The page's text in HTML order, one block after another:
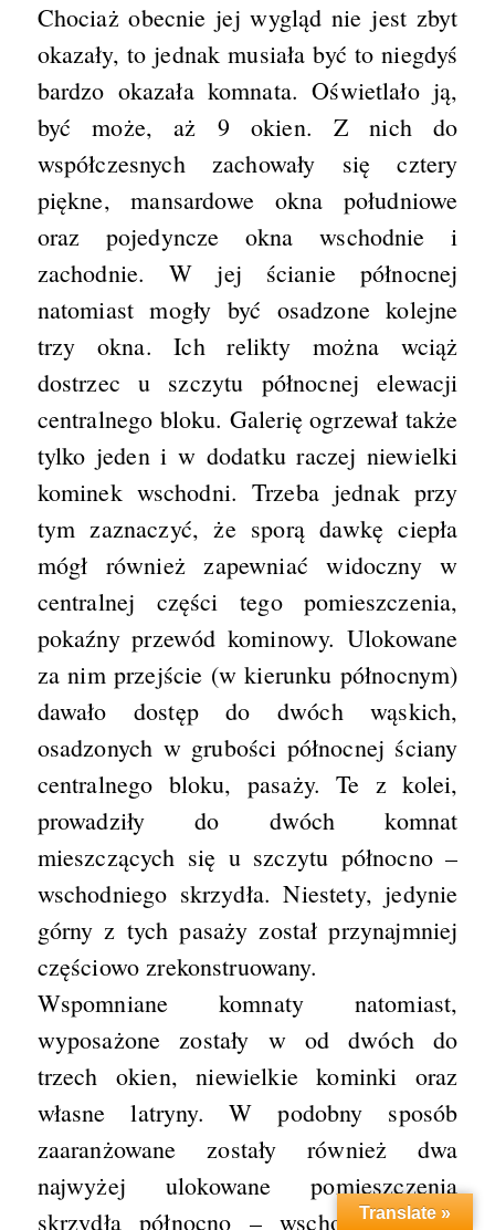
Chociaż obecnie jej wygląd nie jest zbyt
okazały, to jednak musiała być to niegdyś
bardzo okazała komnata. Oświetlało ją,
być może, aż 9 okien. Z nich do
współczesnych zachowały się cztery
piękne, mansardowe okna południowe
oraz pojedyncze okna wschodnie i
zachodnie. W jej ścianie północnej
natomiast mogły być osadzone kolejne
trzy okna. Ich relikty można wciąż
dostrzec u szczytu północnej elewacji
centralnego bloku. Galerię ogrzewał także
tylko jeden i w dodatku raczej niewielki
kominek wschodni. Trzeba jednak przy
tym zaznaczyć, że sporą dawkę ciepła
mógł również zapewniać widoczny w
centralnej części tego pomieszczenia,
pokaźny przewód kominowy. Ulokowane
za nim przejście (w kierunku północnym)
dawało dostęp do dwóch wąskich,
osadzonych w grubości północnej ściany
centralnego bloku, pasaży. Te z kolei,
prowadziły do dwóch komnat
mieszczących się u szczytu północno –
wschodniego skrzydła. Niestety, jedynie
górny z tych pasaży został przynajmniej
częściowo zrekonstruowany.
Wspomniane komnaty natomiast,
wyposażone zostały w od dwóch do
trzech okien, niewielkie kominki oraz
własne latryny. W podobny sposób
zaaranżowane zostały również dwa
najwyżej ulokowane pomieszczenia
skrzydła północno – wschodniego. W
Translate »